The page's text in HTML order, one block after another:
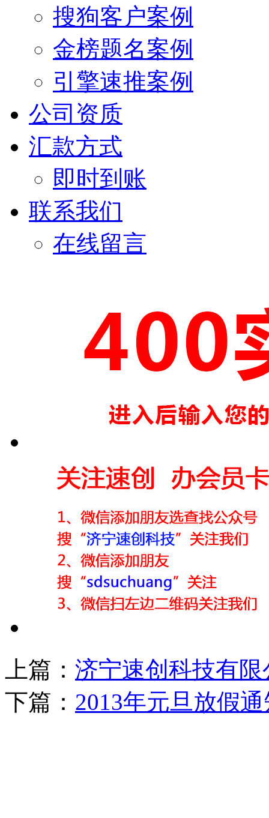
搜狗客户案例
金榜题名案例
引擎速推案例
公司资质
汇款方式
即时到账
联系我们
在线留言
上篇： 济宁速创科技有
下篇： 2013年元旦放假